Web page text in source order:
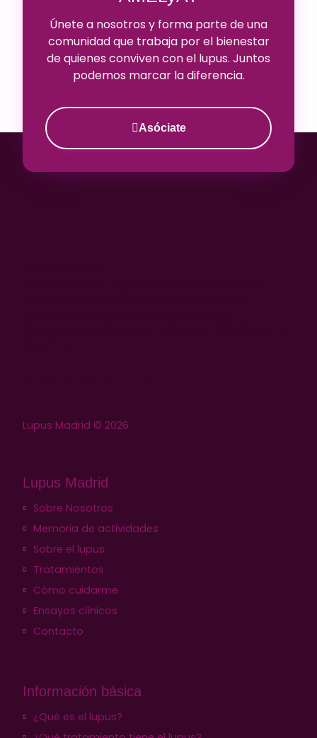
Únete a nosotros y forma parte de una
comunidad que trabaja por el bienestar
de quienes conviven con el lupus. Juntos
podemos marcar la diferencia.
Asóciate
Lupus Madrid © 2026
Lupus Madrid
Sobre Nosotros
Memoria de actividades
Sobre el lupus
Tratamientos
Cómo cuidarme
Ensayos clínicos
Contacto
Información básica
¿Qué es el lupus?